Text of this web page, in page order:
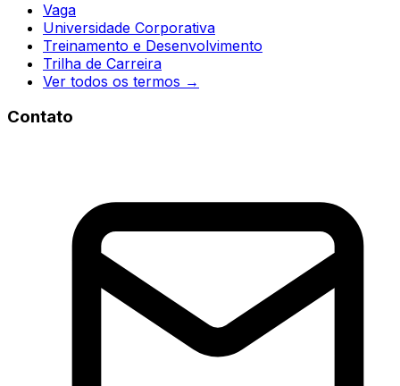
Vaga
Universidade Corporativa
Treinamento e Desenvolvimento
Trilha de Carreira
Ver todos os termos →
Contato